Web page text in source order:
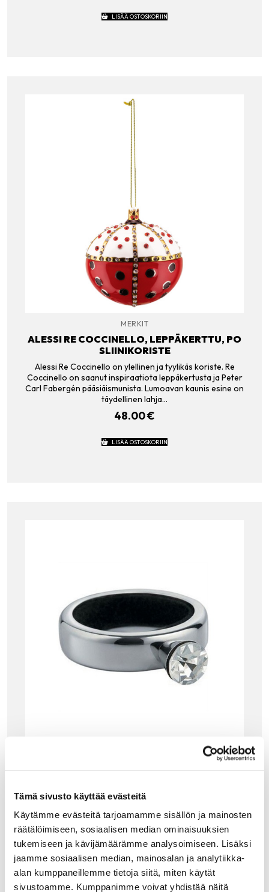
Tämä sivusto käyttää evästeitä
Käytämme evästeitä tarjoamamme sisällön ja mainosten
räätälöimiseen, sosiaalisen median ominaisuuksien
tukemiseen ja kävijämäärämme analysoimiseen. Lisäksi
jaamme sosiaalisen median, mainosalan ja analytiikka-
alan kumppaneillemme tietoja siitä, miten käytät
sivustoamme. Kumppanimme voivat yhdistää näitä
LISÄÄ OSTOSKORIIN
MERKIT
ALESSI RE COCCINELLO, LEPPÄKERTTU, PO
SLIINIKORISTE
Alessi Re Coccinello on ylellinen ja tyylikäs koriste. Re
Coccinello on saanut inspiraatiota leppäkertusta ja Peter
Carl Fabergén pääsiäismunista. Lumoavan kaunis esine on
täydellinen lahja…
48.00€
LISÄÄ OSTOSKORIIN
tehokkaasti! Ruostumatonta terästä, sisäpuolella
huoparengas. Mukana myös huopainen vaihtokappale.
29.00€
LISÄÄ OSTOSKORIIN